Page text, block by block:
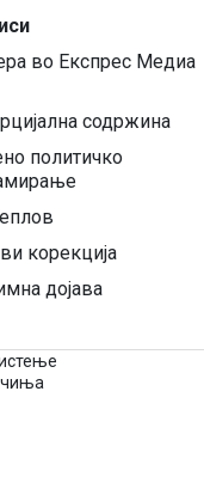
во Експрес Медиа
содржина
политичко
корекција
дојава